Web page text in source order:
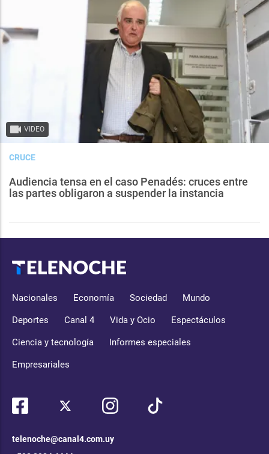
VIDEO
CRUCE
Audiencia tensa en el caso Penadés: cruces entre
las partes obligaron a suspender la instancia
Nacionales Economía Sociedad Mundo
Deportes Canal 4 Vida y Ocio Espectáculos
Ciencia y tecnología Informes especiales
Empresariales
telenoche@canal4.com.uy